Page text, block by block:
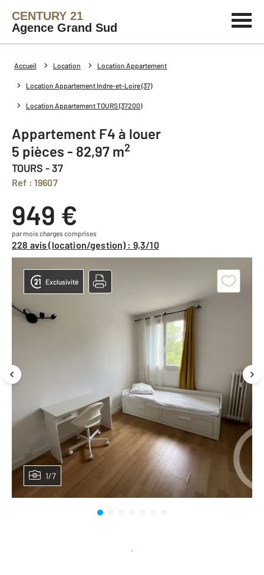
CENTURY 21
Agence Grand Sud
Accueil Location Location Appartement
Location Appartement Indre-et-Loire (37)
Location Appartement TOURS (37200)
Appartement F4 à louer
5 pièces - 82,97 m2
TOURS - 37
Ref : 19607
949 €
par mois charges comprises
228 avis (location/gestion) : 9,3/10
1/7
Exclusivité